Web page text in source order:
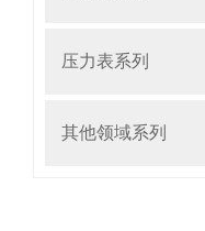
压力表系列
其他领域系列